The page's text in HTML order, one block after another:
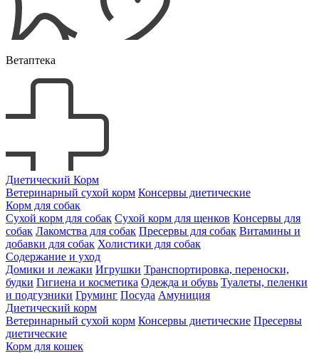
Ветаптека
Диетический Корм
Ветеринарный сухой корм Консервы диетические
Корм для собак
Сухой корм для собак Сухой корм для щенков Консервы для
собак Лакомства для собак Пресервы для собак Витамины и
добавки для собак Холистики для собак
Содержание и уход
Домики и лежаки Игрушки Транспортировка, переноски,
будки Гигиена и косметика Одежда и обувь Туалеты, пеленки
и подгузники Груминг Посуда Амуниция
Диетический корм
Ветеринарный сухой корм Консервы диетические Пресервы
диетические
Корм для кошек